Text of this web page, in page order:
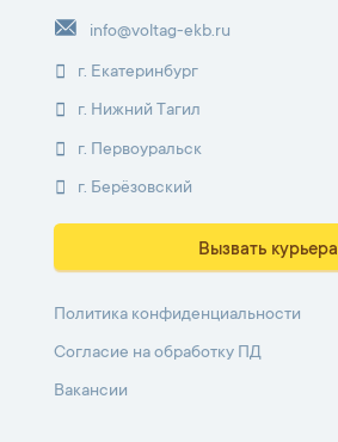
info@voltag-ekb.ru
г. Екатеринбург
г. Нижний Тагил
г. Первоуральск
г. Берёзовский
Вызвать курьера
Политика конфиденциальности
Согласие на обработку ПД
Вакансии